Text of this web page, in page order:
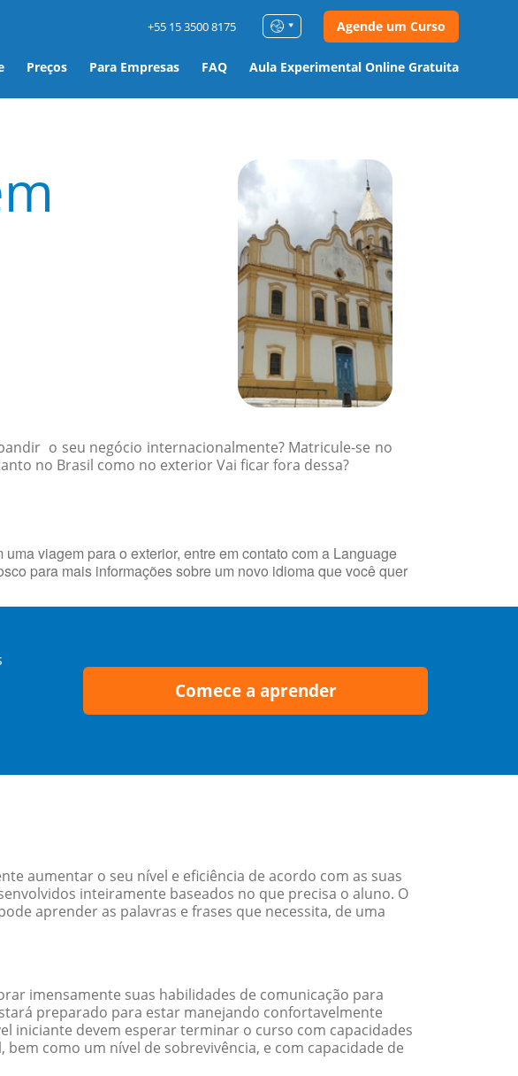
Preços Para Empresas FAQ Aula Experimental Online Gratuita
+55 15 3500 8175 Agende um Curso
o seu negócio internacionalmente? Matricule-se no
no Brasil como no exterior Vai ficar fora dessa?
viagem para o exterior, entre em contato com a Language
para mais informações sobre um novo idioma que você quer
Comece a aprender
aumentar o seu nível e eficiência de acordo com as suas
inteiramente baseados no que precisa o aluno. O
aprender as palavras e frases que necessita, de uma
imensamente suas habilidades de comunicação para
preparado para estar manejando confortavelmente
iniciante devem esperar terminar o curso com capacidades
como um nível de sobrevivência, e com capacidade de